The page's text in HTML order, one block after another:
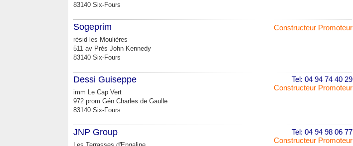
83140 Six-Fours
Constructeur Promoteur
Sogeprim
résid les Moulières
511 av Prés John Kennedy
83140 Six-Fours
Tel: 04 94 74 40 29
Constructeur Promoteur
Dessi Guiseppe
imm Le Cap Vert
972 prom Gén Charles de Gaulle
83140 Six-Fours
Tel: 04 94 98 06 77
Constructeur Promoteur
JNP Group